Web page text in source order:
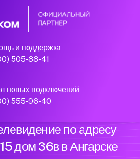
и поддержка
505-88-41
новых подключений
555-96-40
Ростелеком
интернет и
по адресу
дом 36в в Ангарске